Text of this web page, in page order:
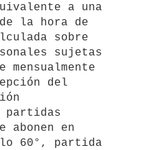
a una
la hora de
sobre
sujetas
mensualmente
del
partidas
abonen en
60°, partida